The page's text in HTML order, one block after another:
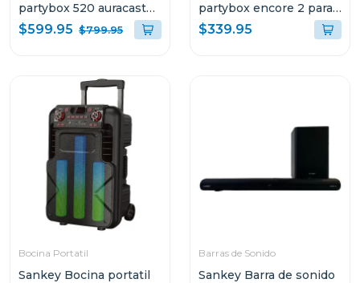
partybox 520 auracast
400 w rms
$599.95 $799.95
partybox encore 2 para
karaoke
$339.95
Bocina Portatil
Sankey Bocina portatil
Barras de Sonido
Sankey Barra de sonido